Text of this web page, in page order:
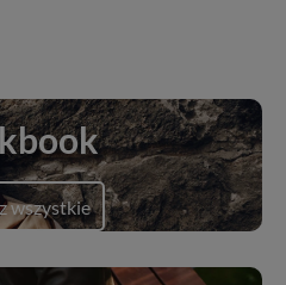
wszystkie